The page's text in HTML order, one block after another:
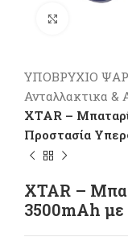
ΥΠΟΒΡΥΧΙΟ
Ανταλλακτικα
XTAR –
Προστασία
XTAR –
3500mAh